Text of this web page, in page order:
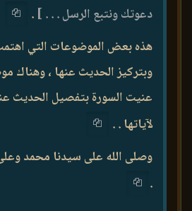
دعوتك ونتبع الرسل . . . ] .
هذه بعض الموضوعات التي اهتمت
وبتركيز الحديث عنها ، وهناك
عنيت السورة بتفصيل الحديث
لآياتها . .
وصلى الله على سيدنا محمد
.